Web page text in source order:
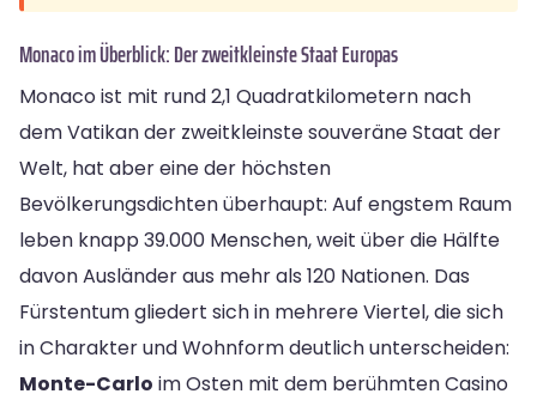
Monaco im Überblick: Der zweitkleinste Staat Europas
Monaco ist mit rund 2,1 Quadratkilometern nach
dem Vatikan der zweitkleinste souveräne Staat der
Welt, hat aber eine der höchsten
Bevölkerungsdichten überhaupt: Auf engstem Raum
leben knapp 39.000 Menschen, weit über die Hälfte
davon Ausländer aus mehr als 120 Nationen. Das
Fürstentum gliedert sich in mehrere Viertel, die sich
in Charakter und Wohnform deutlich unterscheiden:
Monte-Carlo im Osten mit dem berühmten Casino